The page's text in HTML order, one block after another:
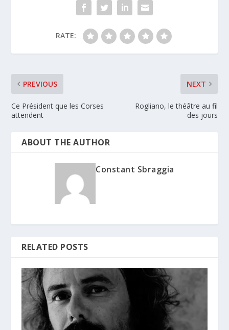
RATE:
PREVIOUS
Ce Président que les Corses
attendent
NEXT
Rogliano, le théâtre au fil
des jours
ABOUT THE AUTHOR
Constant Sbraggia
RELATED POSTS